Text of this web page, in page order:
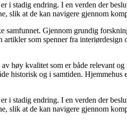
stadig endring. I en verden der
slik at de kan navigere gjennom
Gjennom grundig
som spenner fra
høy kvalitet som er både relevant
historisk og i samtiden.
stadig endring. I en verden der
slik at de kan navigere gjennom